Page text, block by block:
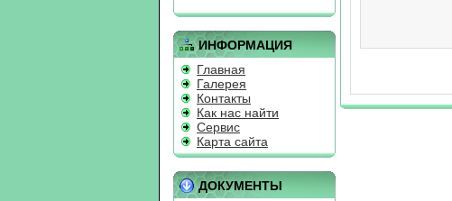
ИНФОРМАЦИЯ
Главная
Галерея
Контакты
Как нас найти
Сервис
Карта сайта
ДОКУМЕНТЫ